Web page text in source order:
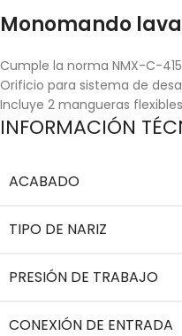
Monomando
Cumple la norma NMX-C-
Orificio para sistema de
Incluye 2 mangueras
INFORMACIÓN
ACABADO
TIPO DE NARIZ
PRESIÓN DE TRABAJO
CONEXIÓN DE ENTRADA